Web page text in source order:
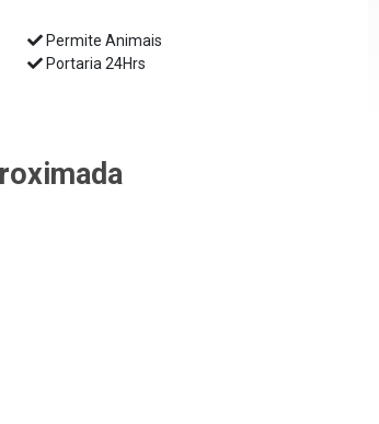
Permite Animais
Portaria 24Hrs